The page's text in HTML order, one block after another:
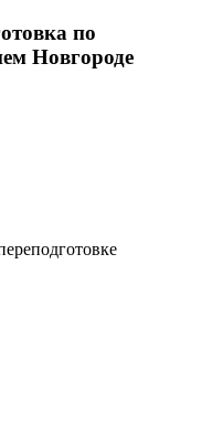
по
Новгороде